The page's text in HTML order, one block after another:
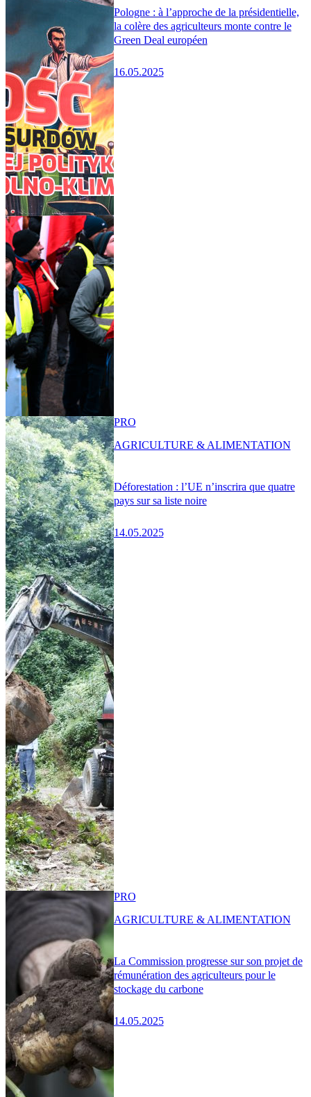
Pologne : à l’approche de la présidentielle,
la colère des agriculteurs monte contre le
Green Deal européen
16.05.2025
Déforestation : l’UE n’inscrira que quatre
pays sur sa liste noire
14.05.2025
PRO
AGRICULTURE & ALIMENTATION
La Commission progresse sur son projet de
rémunération des agriculteurs pour le
stockage du carbone
14.05.2025
PRO
AGRICULTURE & ALIMENTATION